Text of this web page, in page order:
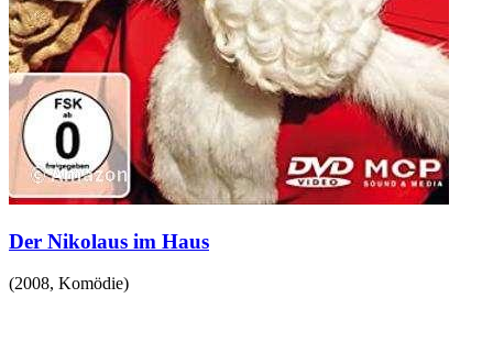
Der Nikolaus im Haus
(2008, Komödie)